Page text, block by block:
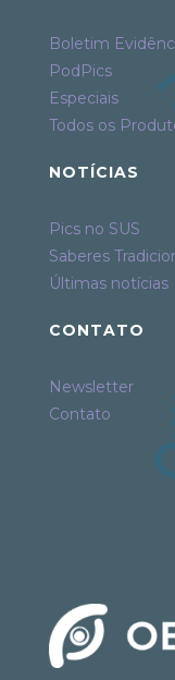
Boletim
PodPics
Especiais
Todos os
NOTÍCIAS
Pics no SUS
Saberes
Últimas notícias
CONTATO
Newsletter
Contato